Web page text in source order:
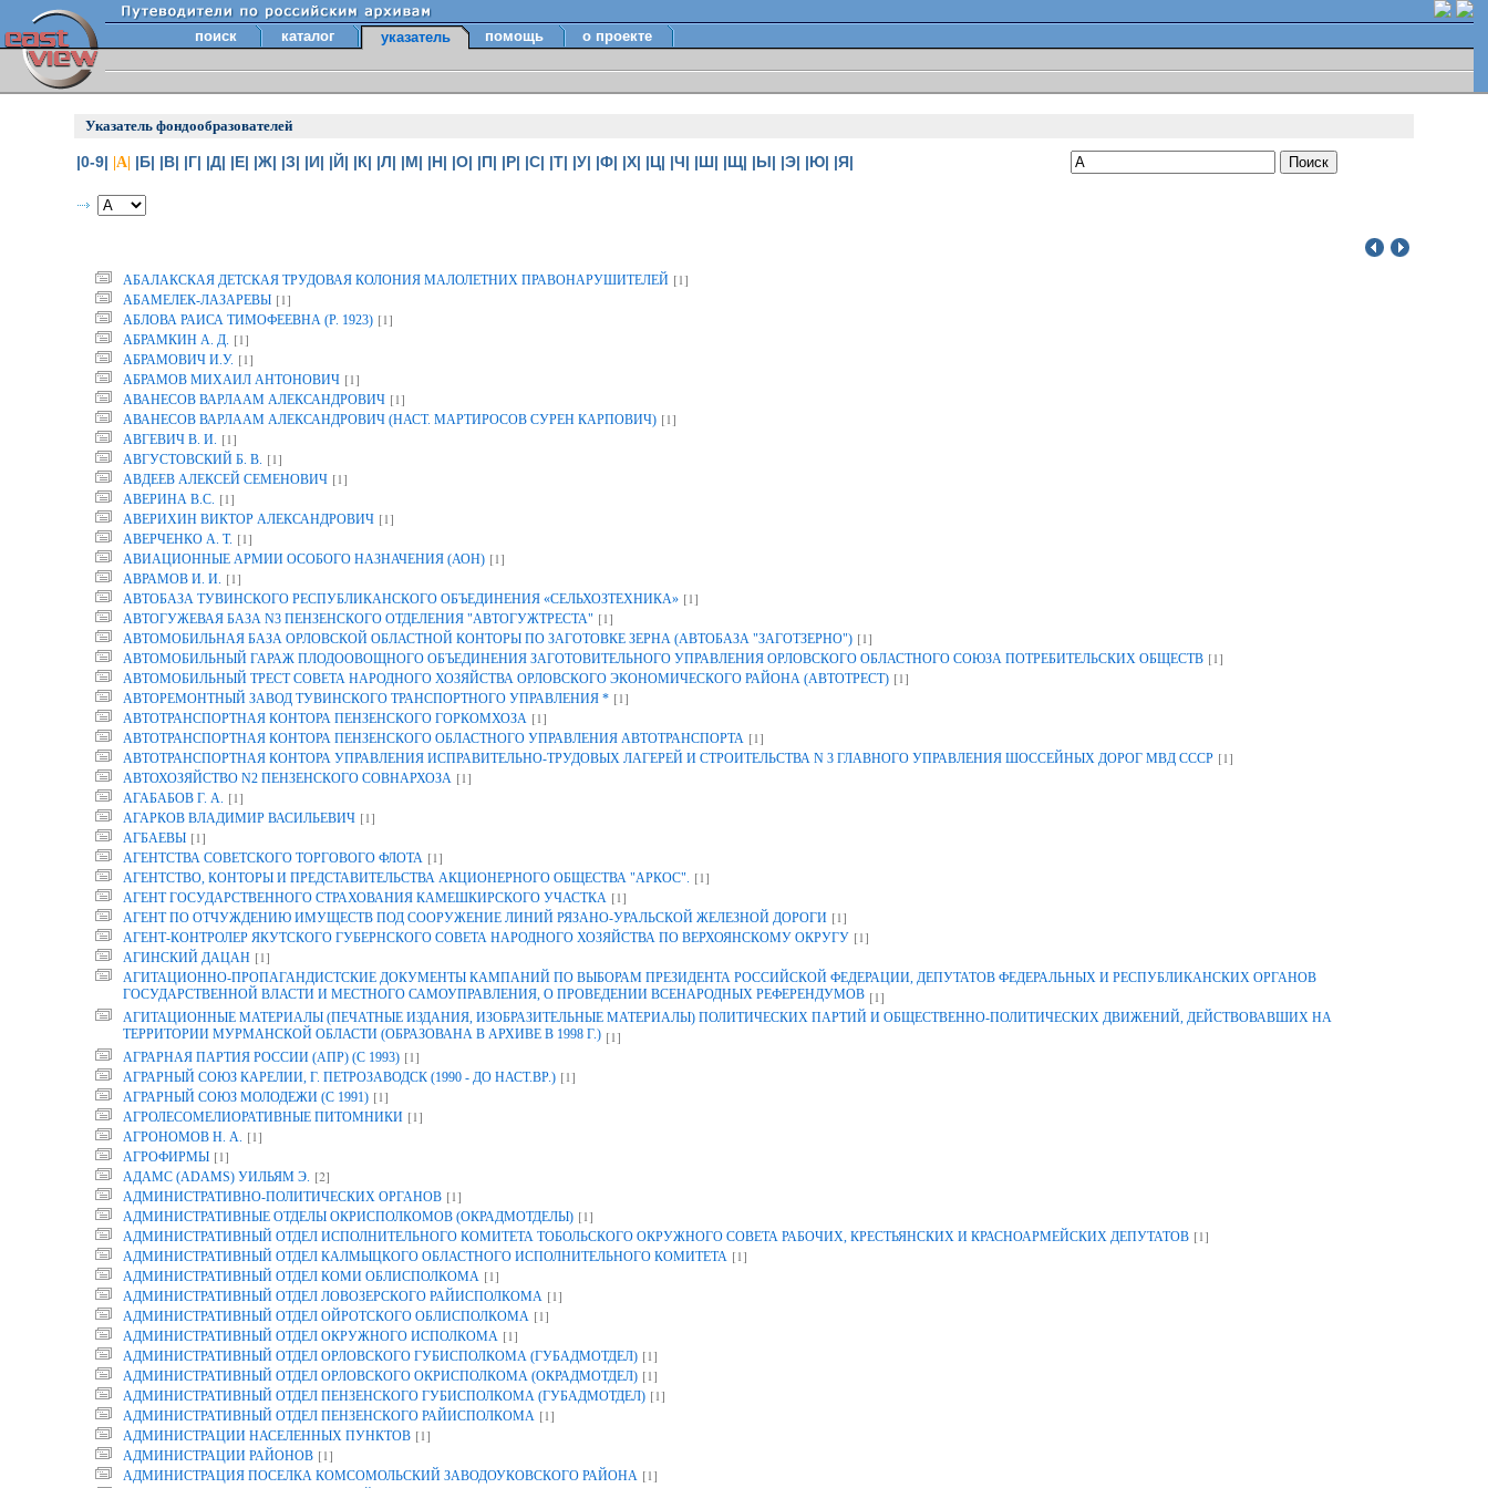
поиск каталог указатель помощь о проекте
Указатель фондообразователей
|0-9| |А| |Б| |В| |Г| |Д| |Е| |Ж| |З| |И| |Й| |К| |Л| |М| |Н| |О| |П| |Р| |С| |Т| |У| |Ф| |Х| |Ц| |Ч| |Ш| |Щ| |Ы| |Э| |Ю| |Я|
АБАЛАКСКАЯ ДЕТСКАЯ ТРУДОВАЯ КОЛОНИЯ МАЛОЛЕТНИХ ПРАВОНАРУШИТЕЛЕЙ [1]
АБАМЕЛЕК-ЛАЗАРЕВЫ [1]
АБЛОВА РАИСА ТИМОФЕЕВНА (Р. 1923) [1]
АБРАМКИН А. Д. [1]
АБРАМОВИЧ И.У. [1]
АБРАМОВ МИХАИЛ АНТОНОВИЧ [1]
АВАНЕСОВ ВАРЛААМ АЛЕКСАНДРОВИЧ [1]
АВАНЕСОВ ВАРЛААМ АЛЕКСАНДРОВИЧ (НАСТ. МАРТИРОСОВ СУРЕН КАРПОВИЧ) [1]
АВГЕВИЧ В. И. [1]
АВГУСТОВСКИЙ Б. В. [1]
АВДЕЕВ АЛЕКСЕЙ СЕМЕНОВИЧ [1]
АВЕРИНА B.C. [1]
АВЕРИХИН ВИКТОР АЛЕКСАНДРОВИЧ [1]
АВЕРЧЕНКО А. Т. [1]
АВИАЦИОННЫЕ АРМИИ ОСОБОГО НАЗНАЧЕНИЯ (АОН) [1]
АВРАМОВ И. И. [1]
АВТОБАЗА ТУВИНСКОГО РЕСПУБЛИКАНСКОГО ОБЪЕДИНЕНИЯ «СЕЛЬХОЗТЕХНИКА» [1]
АВТОГУЖЕВАЯ БАЗА N3 ПЕНЗЕНСКОГО ОТДЕЛЕНИЯ "АВТОГУЖТРЕСТА" [1]
АВТОМОБИЛЬНАЯ БАЗА ОРЛОВСКОЙ ОБЛАСТНОЙ КОНТОРЫ ПО ЗАГОТОВКЕ ЗЕРНА (АВТОБАЗА "ЗАГОТЗЕРНО") [1]
АВТОМОБИЛЬНЫЙ ГАРАЖ ПЛОДООВОЩНОГО ОБЪЕДИНЕНИЯ ЗАГОТОВИТЕЛЬНОГО УПРАВЛЕНИЯ ОРЛОВСКОГО ОБЛАСТНОГО СОЮЗА ПОТРЕБИТЕЛЬСКИХ ОБЩЕСТВ [1]
АВТОМОБИЛЬНЫЙ ТРЕСТ СОВЕТА НАРОДНОГО ХОЗЯЙСТВА ОРЛОВСКОГО ЭКОНОМИЧЕСКОГО РАЙОНА (АВТОТРЕСТ) [1]
АВТОРЕМОНТНЫЙ ЗАВОД ТУВИНСКОГО ТРАНСПОРТНОГО УПРАВЛЕНИЯ * [1]
АВТОТРАНСПОРТНАЯ КОНТОРА ПЕНЗЕНСКОГО ГОРКОМХОЗА [1]
АВТОТРАНСПОРТНАЯ КОНТОРА ПЕНЗЕНСКОГО ОБЛАСТНОГО УПРАВЛЕНИЯ АВТОТРАНСПОРТА [1]
АВТОТРАНСПОРТНАЯ КОНТОРА УПРАВЛЕНИЯ ИСПРАВИТЕЛЬНО-ТРУДОВЫХ ЛАГЕРЕЙ И СТРОИТЕЛЬСТВА N 3 ГЛАВНОГО УПРАВЛЕНИЯ ШОССЕЙНЫХ ДОРОГ МВД СССР [1]
АВТОХОЗЯЙСТВО N2 ПЕНЗЕНСКОГО СОВНАРХОЗА [1]
АГАБАБОВ Г. А. [1]
АГАРКОВ ВЛАДИМИР ВАСИЛЬЕВИЧ [1]
АГБАЕВЫ [1]
АГЕНТСТВА СОВЕТСКОГО ТОРГОВОГО ФЛОТА [1]
АГЕНТСТВО, КОНТОРЫ И ПРЕДСТАВИТЕЛЬСТВА АКЦИОНЕРНОГО ОБЩЕСТВА "АРКОС". [1]
АГЕНТ ГОСУДАРСТВЕННОГО СТРАХОВАНИЯ КАМЕШКИРСКОГО УЧАСТКА [1]
АГЕНТ ПО ОТЧУЖДЕНИЮ ИМУЩЕСТВ ПОД СООРУЖЕНИЕ ЛИНИЙ РЯЗАНО-УРАЛЬСКОЙ ЖЕЛЕЗНОЙ ДОРОГИ [1]
АГЕНТ-КОНТРОЛЕР ЯКУТСКОГО ГУБЕРНСКОГО СОВЕТА НАРОДНОГО ХОЗЯЙСТВА ПО ВЕРХОЯНСКОМУ ОКРУГУ [1]
АГИНСКИЙ ДАЦАН [1]
АГИТАЦИОННО-ПРОПАГАНДИСТСКИЕ ДОКУМЕНТЫ КАМПАНИЙ ПО ВЫБОРАМ ПРЕЗИДЕНТА РОССИЙСКОЙ ФЕДЕРАЦИИ, ДЕПУТАТОВ ФЕДЕРАЛЬНЫХ И РЕСПУБЛИКАНСКИХ ОРГАНОВ
ГОСУДАРСТВЕННОЙ ВЛАСТИ И МЕСТНОГО САМОУПРАВЛЕНИЯ, О ПРОВЕДЕНИИ ВСЕНАРОДНЫХ РЕФЕРЕНДУМОВ [1]
АГИТАЦИОННЫЕ МАТЕРИАЛЫ (ПЕЧАТНЫЕ ИЗДАНИЯ, ИЗОБРАЗИТЕЛЬНЫЕ МАТЕРИАЛЫ) ПОЛИТИЧЕСКИХ ПАРТИЙ И ОБЩЕСТВЕННО-ПОЛИТИЧЕСКИХ ДВИЖЕНИЙ, ДЕЙСТВОВАВШИХ НА
ТЕРРИТОРИИ МУРМАНСКОЙ ОБЛАСТИ (ОБРАЗОВАНА В АРХИВЕ В 1998 Г.) [1]
АГРАРНАЯ ПАРТИЯ РОССИИ (АПР) (С 1993) [1]
АГРАРНЫЙ СОЮЗ КАРЕЛИИ, Г. ПЕТРОЗАВОДСК (1990 - ДО НАСТ.ВР.) [1]
АГРАРНЫЙ СОЮЗ МОЛОДЕЖИ (С 1991) [1]
АГРОЛЕСОМЕЛИОРАТИВНЫЕ ПИТОМНИКИ [1]
АГРОНОМОВ Н. А. [1]
АГРОФИРМЫ [1]
АДАМС (ADAMS) УИЛЬЯМ Э. [2]
АДМИНИСТРАТИВНО-ПОЛИТИЧЕСКИХ ОРГАНОВ [1]
АДМИНИСТРАТИВНЫЕ ОТДЕЛЫ ОКРИСПОЛКОМОВ (ОКРАДМОТДЕЛЫ) [1]
АДМИНИСТРАТИВНЫЙ ОТДЕЛ ИСПОЛНИТЕЛЬНОГО КОМИТЕТА ТОБОЛЬСКОГО ОКРУЖНОГО СОВЕТА РАБОЧИХ, КРЕСТЬЯНСКИХ И КРАСНОАРМЕЙСКИХ ДЕПУТАТОВ [1]
АДМИНИСТРАТИВНЫЙ ОТДЕЛ КАЛМЫЦКОГО ОБЛАСТНОГО ИСПОЛНИТЕЛЬНОГО КОМИТЕТА [1]
АДМИНИСТРАТИВНЫЙ ОТДЕЛ КОМИ ОБЛИСПОЛКОМА [1]
АДМИНИСТРАТИВНЫЙ ОТДЕЛ ЛОВОЗЕРСКОГО РАЙИСПОЛКОМА [1]
АДМИНИСТРАТИВНЫЙ ОТДЕЛ ОЙРОТСКОГО ОБЛИСПОЛКОМА [1]
АДМИНИСТРАТИВНЫЙ ОТДЕЛ ОКРУЖНОГО ИСПОЛКОМА [1]
АДМИНИСТРАТИВНЫЙ ОТДЕЛ ОРЛОВСКОГО ГУБИСПОЛКОМА (ГУБАДМОТДЕЛ) [1]
АДМИНИСТРАТИВНЫЙ ОТДЕЛ ОРЛОВСКОГО ОКРИСПОЛКОМА (ОКРАДМОТДЕЛ) [1]
АДМИНИСТРАТИВНЫЙ ОТДЕЛ ПЕНЗЕНСКОГО ГУБИСПОЛКОМА (ГУБАДМОТДЕЛ) [1]
АДМИНИСТРАТИВНЫЙ ОТДЕЛ ПЕНЗЕНСКОГО РАЙИСПОЛКОМА [1]
АДМИНИСТРАЦИИ НАСЕЛЕННЫХ ПУНКТОВ [1]
АДМИНИСТРАЦИИ РАЙОНОВ [1]
АДМИНИСТРАЦИЯ ПОСЕЛКА КОМСОМОЛЬСКИЙ ЗАВОДОУКОВСКОГО РАЙОНА [1]